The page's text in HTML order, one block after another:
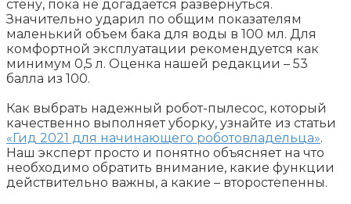
стену, пока не догадается развернуться.
Значительно ударил по общим показателям
маленький объем бака для воды в 100 мл. Для
комфортной эксплуатации рекомендуется как
минимум 0,5 л. Оценка нашей редакции – 53
балла из 100.
Как выбрать надежный робот-пылесос, который
качественно выполняет уборку, узнайте из статьи
«Гид 2021 для начинающего роботовладельца».
Наш эксперт просто и понятно объясняет на что
необходимо обратить внимание, какие функции
действительно важны, а какие – второстепенны.